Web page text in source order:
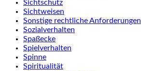
Sichtschutz
Sichtweisen
Sonstige rechtliche Anforderungen
Sozialverhalten
Spaßecke
Spielverhalten
Spinne
Spiritualität